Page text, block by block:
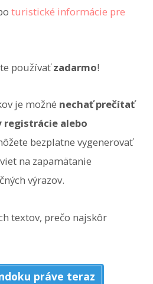
turistické informácie pre
používaťzadarmo!
je možné nechať prečítať
registrácie alebo
bezplatne vygenerovať
na zapamätanie
výrazov.
textov, prečo najskôr
práve teraz